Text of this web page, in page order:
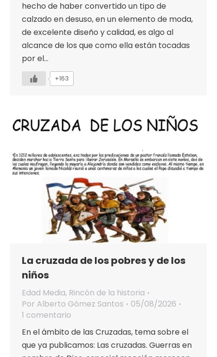
hecho de haber convertido un tipo de
calzado en desuso, en un elemento de moda,
de excelente diseño y calidad, es algo al
alcance de los que como ella están tocadas
por el…
+163
La cruzada de los pobres y de los
niños
Edad Media, Rincón de la historia
Por Alberto Gómez Santos
05/08/2026
1 comentario
En el ámbito de las Cruzadas, tema sobre el
que ya publicamos: Las cruzadas. Guerras en